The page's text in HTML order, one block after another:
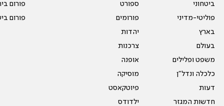
ביטחוני
פוליטי-מדיני
בארץ
בעולם
משפט ופלילים
כלכלה ונדל"ן
דעות
חדשות המגזר
ספורט
פורומים
יהדות
צרכנות
אופנה
מוסיקה
פיוטקאסט
ילדודס
פורום
פורום